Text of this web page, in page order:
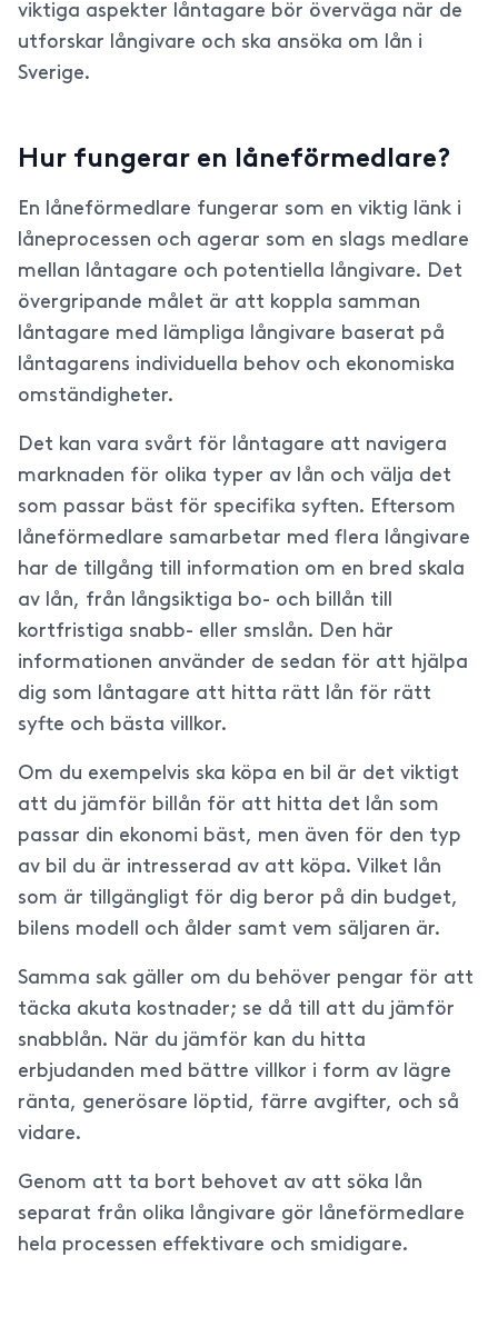
viktiga aspekter låntagare bör överväga när de
utforskar långivare och ska ansöka om lån i
Sverige.
Hur fungerar en låneförmedlare?
En låneförmedlare fungerar som en viktig länk i
låneprocessen och agerar som en slags medlare
mellan låntagare och potentiella långivare. Det
övergripande målet är att koppla samman
låntagare med lämpliga långivare baserat på
låntagarens individuella behov och ekonomiska
omständigheter.
Det kan vara svårt för låntagare att navigera
marknaden för olika typer av lån och välja det
som passar bäst för specifika syften. Eftersom
låneförmedlare samarbetar med flera långivare
har de tillgång till information om en bred skala
av lån, från långsiktiga bo- och billån till
kortfristiga snabb- eller smslån. Den här
informationen använder de sedan för att hjälpa
dig som låntagare att hitta rätt lån för rätt
syfte och bästa villkor.
Om du exempelvis ska köpa en bil är det viktigt
att du jämför billån för att hitta det lån som
passar din ekonomi bäst, men även för den typ
av bil du är intresserad av att köpa. Vilket lån
som är tillgängligt för dig beror på din budget,
bilens modell och ålder samt vem säljaren är.
Samma sak gäller om du behöver pengar för att
täcka akuta kostnader; se då till att du jämför
snabblån. När du jämför kan du hitta
erbjudanden med bättre villkor i form av lägre
ränta, generösare löptid, färre avgifter, och så
vidare.
Genom att ta bort behovet av att söka lån
separat från olika långivare gör låneförmedlare
hela processen effektivare och smidigare.